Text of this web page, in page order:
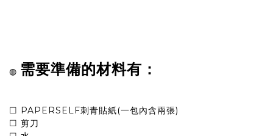
◍ 需要準備的材料有：
☐ PAPERSELF刺青貼紙(一包內含兩張)
☐ 剪刀